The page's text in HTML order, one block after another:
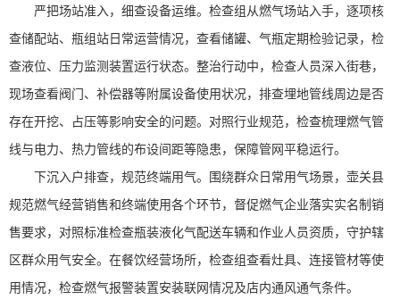
严把场站准入，细查设备运维。检查组从燃气场站入手，逐项核
查储配站、瓶组站日常运营情况，查看储罐、气瓶定期检验记录，检
查液位、压力监测装置运行状态。整治行动中，检查人员深入街巷，
现场查看阀门、补偿器等附属设备使用状况，排查埋地管线周边是否
存在开挖、占压等影响安全的问题。对照行业规范，检查梳理燃气管
线与电力、热力管线的布设间距等隐患，保障管网平稳运行。
下沉入户排查，规范终端用气。围绕群众日常用气场景，壶关县
规范燃气经营销售和终端使用各个环节，督促燃气企业落实实名制销
售要求，对照标准检查瓶装液化气配送车辆和作业人员资质，守护辖
区群众用气安全。在餐饮经营场所，检查组查看灶具、连接管材等使
用情况，检查燃气报警装置安装联网情况及店内通风通气条件。